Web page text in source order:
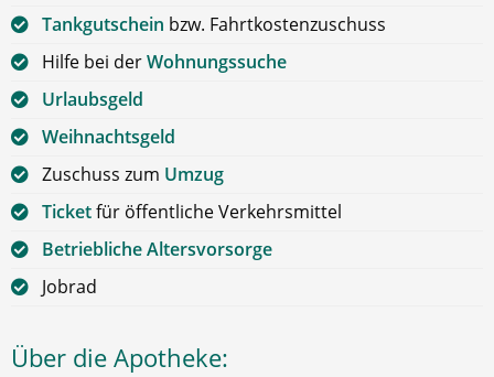
Tankgutschein bzw. Fahrtkostenzuschuss
Hilfe bei derWohnungssuche
Urlaubsgeld
Weihnachtsgeld
Zuschuss zum Umzug
Ticketfür öffentliche Verkehrsmittel
Betriebliche Altersvorsorge
Jobrad
Über die Apotheke: